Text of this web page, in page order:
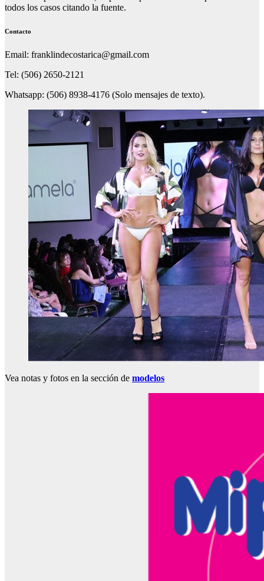
todos los casos citando la fuente.
Contacto
Email: franklindecostarica@gmail.com
Tel: (506) 2650-2121
Whatsapp: (506) 8938-4176 (Solo mensajes de texto).
Vea notas y fotos en la sección de modelos